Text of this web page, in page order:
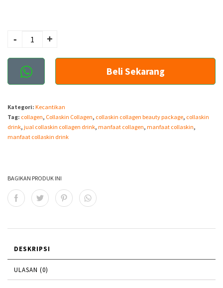
d
h
:
R
8
5
0
0
0
.
a
a
:
R
0
0
0
.
Collagen Beuty
- +
Beli Sekarang
Kategori: Kecantikan
Tag: collagen, Collaskin Collagen, collaskin collagen beauty package, collaskin
drink, jual collaskin collagen drink, manfaat collagen, manfaat collaskin,
manfaat collaskin drink
BAGIKAN PRODUK INI
DESKRIPSI
ULASAN (0)